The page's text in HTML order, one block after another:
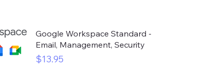
Google Workspace Standard -
Email, Management, Security
मूल्य
$13.95